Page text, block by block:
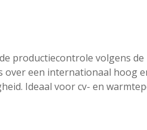
productiecontrole volgens
over een internationaal hoog
Ideaal voor cv- en